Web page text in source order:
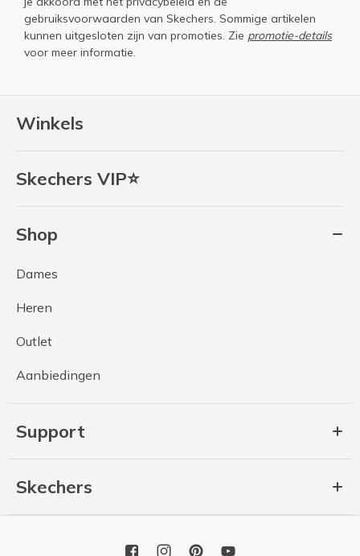
Winkels
Skechers VIP⭐
Shop
Dames
Heren
Outlet
Aanbiedingen
Support
Skechers
gebruiksvoorwaarden van Skechers. Sommige artikelen
kunnen uitgesloten zijn van promoties. Zie promotie-details
voor meer informatie.